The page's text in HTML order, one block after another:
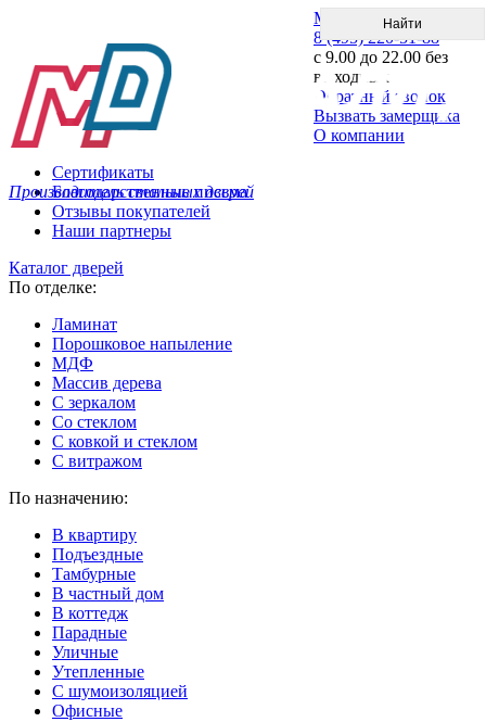
Производитель стальных дверей
Меню
8 (495) 220-51-88
с 9.00 до 22.00 без
выходных
Обратный звонок
Вызвать замерщика
О компании
Сертификаты
Благодарственные письма
Отзывы покупателей
Наши партнеры
Каталог дверей
По отделке:
Ламинат
Порошковое напыление
МДФ
Массив дерева
С зеркалом
Со стеклом
С ковкой и стеклом
С витражом
По назначению:
В квартиру
Подъездные
Тамбурные
В частный дом
В коттедж
Парадные
Уличные
Утепленные
C шумоизоляцией
Офисные